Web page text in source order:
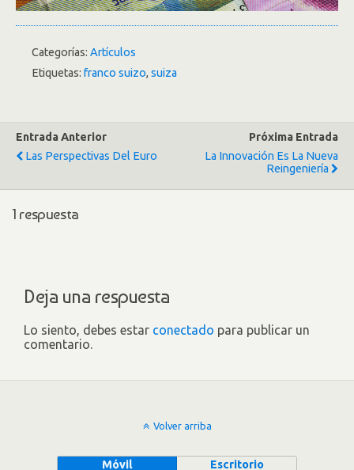
Categorías: Artículos
Etiquetas: franco suizo, suiza
Entrada Anterior
Las Perspectivas Del Euro
Próxima Entrada
La Innovación Es La Nueva
Reingeniería
1 respuesta
Deja una respuesta
Lo siento, debes estar conectado para publicar un
comentario.
Volver arriba
Móvil Escritorio